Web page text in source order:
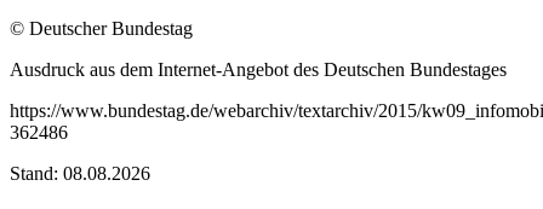
© Deutscher Bundestag
Ausdruck aus dem Internet-Angebot des Deutschen Bundestages
https://www.bundestag.de/webarchiv/textarchiv/2015/
362486
Stand: 08.08.2026